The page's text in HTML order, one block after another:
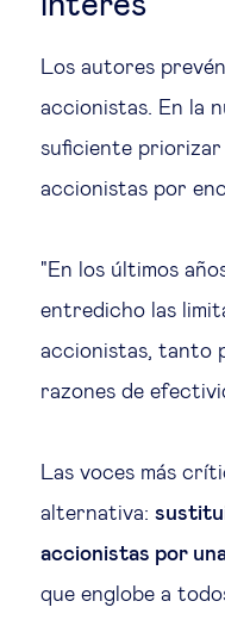
Los autores
accionistas. En la
suficiente priorizar
accionistas por
"En los últimos
entredicho las
accionistas, tanto
razones de
Las voces más
alternativa:
accionistas por
que englobe a